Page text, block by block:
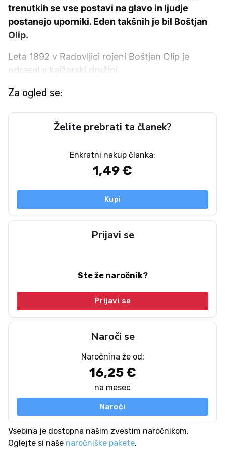
trenutkih se vse postavi na glavo in ljudje
postanejo uporniki. Eden takšnih je bil Boštjan
Olip.
Leta 1892 v Radovljici rojeni Boštjan Olip je
odrasel v kajžarski družini
Za ogled se:
Želite prebrati ta članek?
Enkratni nakup članka:
1,49 €
Kupi
Prijavi se
Ste že naročnik?
Prijavi se
Naroči se
Naročnina že od:
16,25 €
na mesec
Naroči
Vsebina je dostopna našim zvestim naročnikom.
Oglejte si naše naročniške pakete.